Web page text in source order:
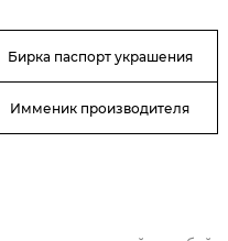
Бирка паспорт украшения
Имменик производителя